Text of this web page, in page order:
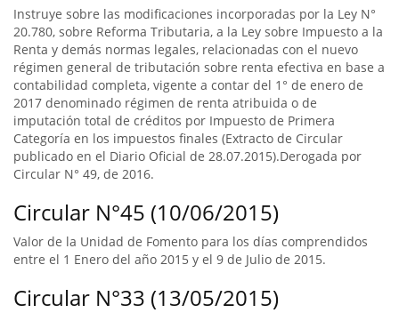
Instruye sobre las modificaciones incorporadas por la Ley N°
20.780, sobre Reforma Tributaria, a la Ley sobre Impuesto a la
Renta y demás normas legales, relacionadas con el nuevo
régimen general de tributación sobre renta efectiva en base a
contabilidad completa, vigente a contar del 1° de enero de
2017 denominado régimen de renta atribuida o de
imputación total de créditos por Impuesto de Primera
Categoría en los impuestos finales (Extracto de Circular
publicado en el Diario Oficial de 28.07.2015).Derogada por
Circular N° 49, de 2016.
Circular N°45 (10/06/2015)
Valor de la Unidad de Fomento para los días comprendidos
entre el 1 Enero del año 2015 y el 9 de Julio de 2015.
Circular N°33 (13/05/2015)